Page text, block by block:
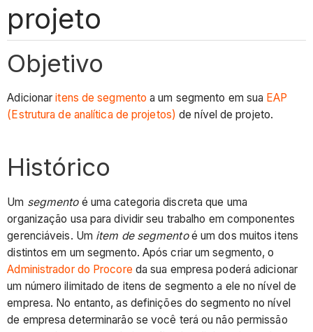
projeto
Objetivo
Adicionaritens de segmento a um segmento em sua EAP
(Estrutura de analítica de projetos) de nível de projeto.
Histórico
Um segmentoé uma categoria discreta que uma
organização usa para dividir seu trabalho em componentes
gerenciáveis. Um item de segmentoé um dos muitos itens
distintos em um segmento. Após criar um segmento, o
Administrador do Procore da sua empresa poderá adicionar
um número ilimitado de itens de segmento a ele no nível de
empresa. No entanto, as definições do segmento no nível
de empresa determinarão se você terá ou não permissão